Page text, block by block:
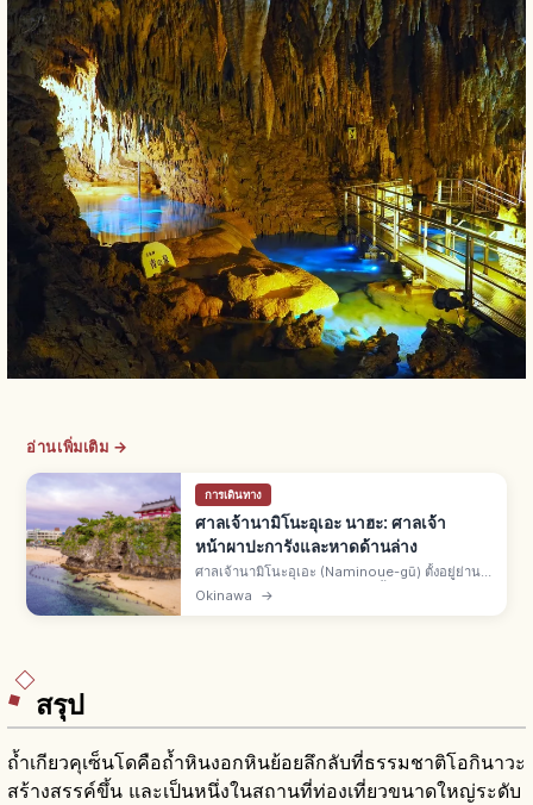
อ่านเพิ่มเติม →
การเดินทาง
ศาลเจ้านามิโนะอุเอะ นาฮะ: ศาลเจ้า
หน้าผาปะการังและหาดด้านล่าง
ศาลเจ้านามิโนะอุเอะ (Naminoue-gū) ตั้งอยู่ย่าน
วากาสะ เมืองนาฮะ จ.โอกินาว่า ตั้งบนหน้าผาหิน
Okinawa →
สรุป
ถ้ำเกียวคุเซ็นโดคือถ้ำหินงอกหินย้อยลึกลับที่ธรรมชาติโอกินาวะ
สร้างสรรค์ขึ้น และเป็นหนึ่งในสถานที่ท่องเที่ยวขนาดใหญ่ระดับ